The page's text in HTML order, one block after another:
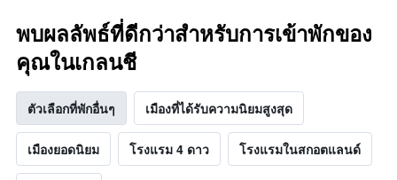
พบผลลัพธ์ที่ดีกว่าสำหรับการเข้าพักของ
คุณในเกลนชี
ตัวเลือกที่พักอื่นๆ เมืองที่ได้รับความนิยมสูงสุด
เมืองยอดนิยม โรงแรม 4 ดาว โรงแรมในสกอตแลนด์